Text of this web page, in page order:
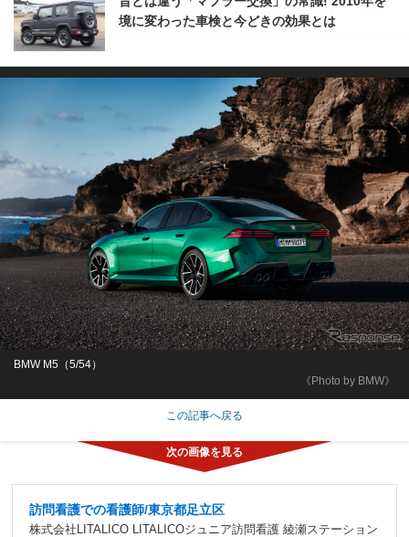
境に変わった車検と今どきの効果とは
《Photo by BMW》
BMW M5（5/54）
この記事へ戻る
訪問看護での看護師/東京都足立区
株式会社LITALICO LITALICOジュニア訪問看護 綾瀬ステーション